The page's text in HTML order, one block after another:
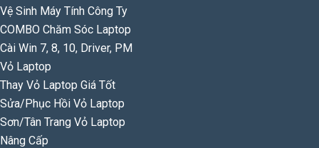
Vệ Sinh Máy Tính Công Ty
COMBO Chăm Sóc Laptop
Cài Win 7, 8, 10, Driver, PM
Vỏ Laptop
Thay Vỏ Laptop Giá Tốt
Sửa/Phục Hồi Vỏ Laptop
Sơn/Tân Trang Vỏ Laptop
Nâng Cấp